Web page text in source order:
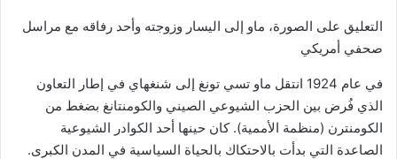
التعليق على الصورة، ماو إلى اليسار وزوجته وأحد رفاقه مع مراسل
صحفي أمريكي
في عام 1924 انتقل ماو تسي تونغ إلى شنغهاي في إطار التعاون
الذي فُرض بين الحزب الشيوعي الصيني والكومنتانغ بضغط من
الكومنترن (منظمة الأممية). كان حينها أحد الكوادر الشيوعية
الصاعدة التي بدأت بالاحتكاك بالحياة السياسية في المدن الكبرى.